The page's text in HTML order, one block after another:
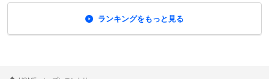
ランキングをもっと見る